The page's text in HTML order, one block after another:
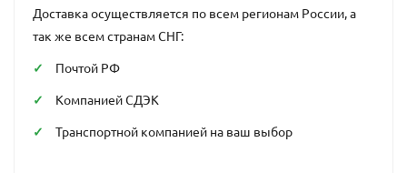
Доставка осуществляется по всем регионам России, а
так же всем странам СНГ:
Почтой РФ
Компанией СДЭК
Транспортной компанией на ваш выбор